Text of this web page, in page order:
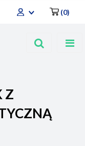
Zaloguj się
(0)
Z